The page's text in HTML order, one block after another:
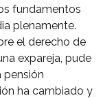
fundamentos
plenamente.
el derecho de
expareja, pude
pensión
ha cambiado y